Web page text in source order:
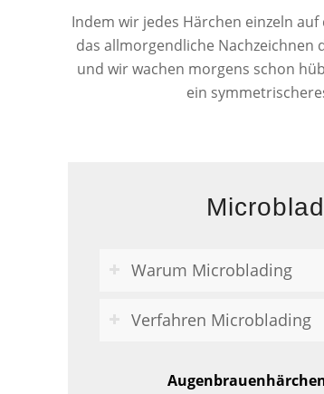
Indem wir jedes Härchen einzeln
das allmorgendliche Nachzeichnen
und wir wachen morgens schon
ein
Warum Microblading
Verfahren Microblading